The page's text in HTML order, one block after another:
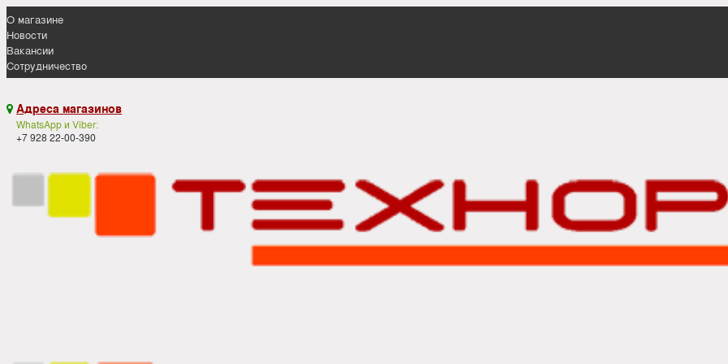
О магазине
Новости
Вакансии
Сотрудничество
 Адреса магазинов
WhatsApp и Viber:
+7 928 22-00-390